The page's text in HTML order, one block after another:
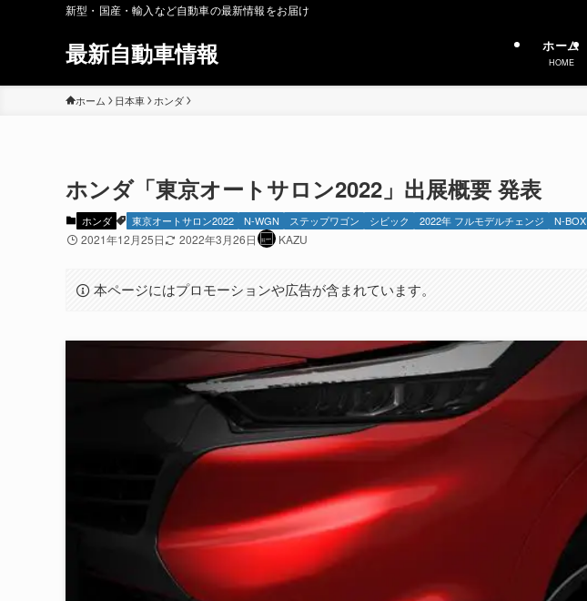
新型・国産・輸入など自動車の最新情報をお届け
最新自動車情報 ホーム
HOME
ホーム 日本車 ホンダ
ホンダ「東京オートサロン2022」出展概要 発表
ホンダ 東京オートサロン2022 N-WGN ステップワゴン シビック 2022年 フルモデルチェンジ N-BOX
2021年12月25日 2022年3月26日 KAZU
本ページにはプロモーションや広告が含まれています。